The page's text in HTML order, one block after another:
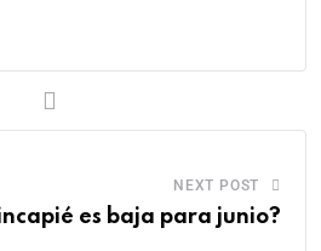
NEXT POST
es baja para junio?